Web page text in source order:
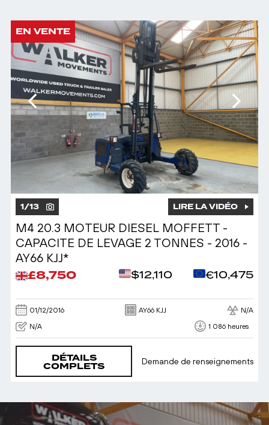
EN VENTE
1/13 LIRE LA VIDÉO
M4 20.3 MOTEUR DIESEL MOFFETT -
CAPACITE DE LEVAGE 2 TONNES - 2016 -
AY66 KJJ*
£8,750 $12,110 €10,475
01/12/2016 AY66 KJJ
N/A
N/A
1 086 heures
DÉTAILS
COMPLETS Demande de renseignements